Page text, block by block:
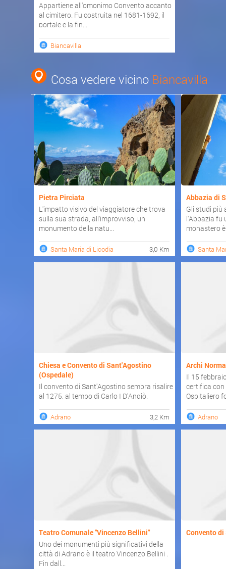
Appartiene all'omonimo Convento accanto
al cimitero. Fu costruita nel 1681-1692, il
portale e la fin...
Biancavilla
Cosa vedere vicino Biancavilla
Pietra Pirciata
L'impatto visivo del viaggiatore che trova
sulla sua strada, all'improvviso, un
monumento della natu...
Santa Maria di Licodia 3,0 Km
Abbazia di
Gli studi più
l'Abbazia fu
monastero
Santa
Chiesa e Convento di Sant'Agostino
(Ospedale)
Il convento di Sant'Agostino sembra risalire
al 1275, al tempo di Carlo I D'Angiò.
Adrano 3,2 Km
Archi
Il 15
certifica con
Ospitaliero
Adrano
Teatro Comunale "Vincenzo Bellini"
Uno dei monumenti più significativi della
città di Adrano è il teatro Vincenzo Bellini .
Fin dall...
Convento